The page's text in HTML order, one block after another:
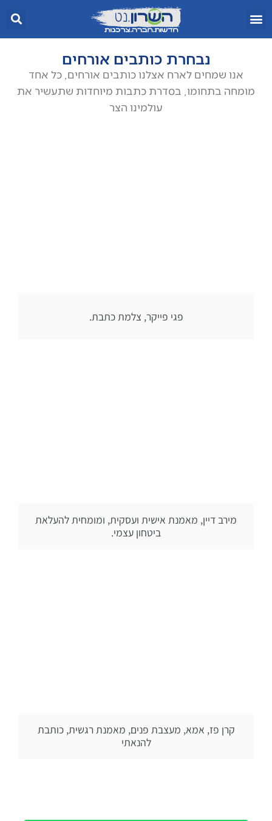
נבחרת כותבים אורחים
אנו שמחים לארח אצלנו כותבים אורחים, כל אחד
מומחה בתחומו, בסדרת כתבות מיוחדות שתעשיר את
עולמינו הצר
פגי פייקר, צלמת כתבת.
מירב דיין, מאמנת אישית ועסקית, ומומחית להעלאת
ביטחון עצמי.
קרן פז, אמא, מעצבת פנים, מאמנת רגשית, כותבת
להנאתי